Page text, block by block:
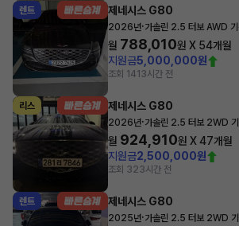
렌트 제네시스 G80
2026년·가솔린 2.5 터보 AWD 기
월 788,010원 X 54개월
지원금5,000,000원
조회 141 3시간 전
리스 제네시스 G80
2026년·가솔린 2.5 터보 2WD 기
월 924,910원 X47개월
지원금2,500,000원
조회 323시간 전
렌트 제네시스 G80
2025년·가솔린 2.5 터보 2WD 기